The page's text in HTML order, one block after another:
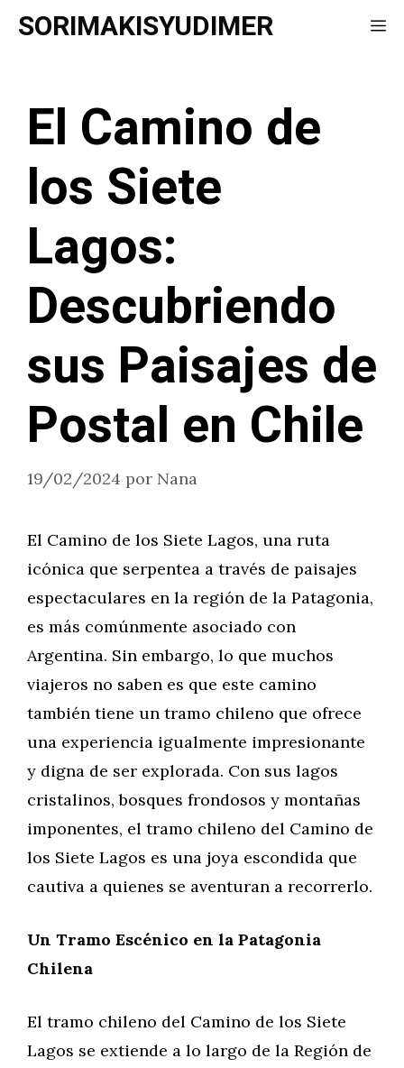
Saltar
SORIMAKISYUDIMER
El Camino de
los Siete
Lagos:
Descubriendo
sus Paisajes de
Postal en Chile
19/02/2024 por Nana
El Camino de los Siete Lagos, una ruta
icónica que serpentea a través de paisajes
espectaculares en la región de la Patagonia,
es más comúnmente asociado con
Argentina. Sin embargo, lo que muchos
viajeros no saben es que este camino
también tiene un tramo chileno que ofrece
una experiencia igualmente impresionante
y digna de ser explorada. Con sus lagos
cristalinos, bosques frondosos y montañas
imponentes, el tramo chileno del Camino de
los Siete Lagos es una joya escondida que
cautiva a quienes se aventuran a recorrerlo.
Un Tramo Escénico en la Patagonia
Chilena
El tramo chileno del Camino de los Siete
Lagos se extiende a lo largo de la Región de